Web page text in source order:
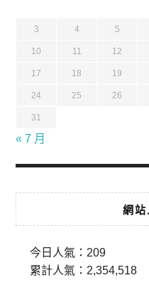
3 4 5
10 11 12
17 18 19
24 25 26
31
« 7 月
網站
今日人氣： 209
累計人氣： 2,354,518